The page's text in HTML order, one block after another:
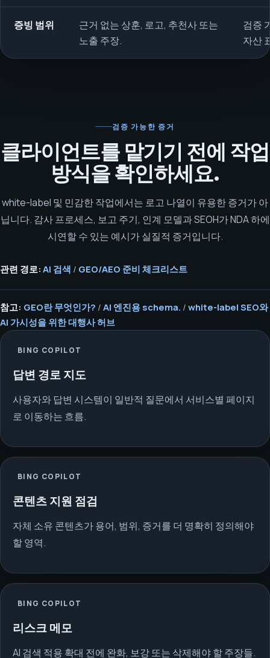
증빙 범위
근거 없는 상훈, 로고, 추천사 또는
노출 주장.
검증
자산
검증 가능한 증거
클라이언트를 맡기기 전에 작업
방식을 확인하세요.
white-label 및 민감한 작업에서는 로고 나열이 유용한 증거가 아
닙니다. 감사 프로세스, 보고 주기, 인계 모델과 SEOH가 NDA 하에
시연할 수 있는 예시가 실질적 증거입니다.
관련 경로: AI 검색 / GEO/AEO 준비 체크리스트
참고: GEO란 무엇인가? / AI 엔진용 schema. / white-label SEO와
AI 가시성을 위한 대행사 허브
BING COPILOT
답변 경로 지도
사용자와 답변 시스템이 일반적 질문에서 서비스별 페이지
로 이동하는 흐름.
BING COPILOT
콘텐츠 지원 점검
자체 소유 콘텐츠가 용어, 범위, 증거를 더 명확히 정의해야
할 영역.
BING COPILOT
리스크 메모
AI 검색 적용 확대 전에 완화, 보강 또는 삭제해야 할 주장들.